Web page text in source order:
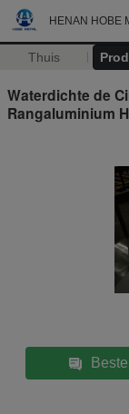
HENAN HOBE
Thuis
Waterdichte de
Rangaluminium